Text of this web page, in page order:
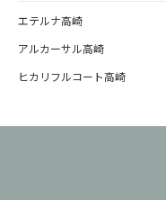
エテルナ高崎
アルカーサル高崎
ヒカリフルコート高崎